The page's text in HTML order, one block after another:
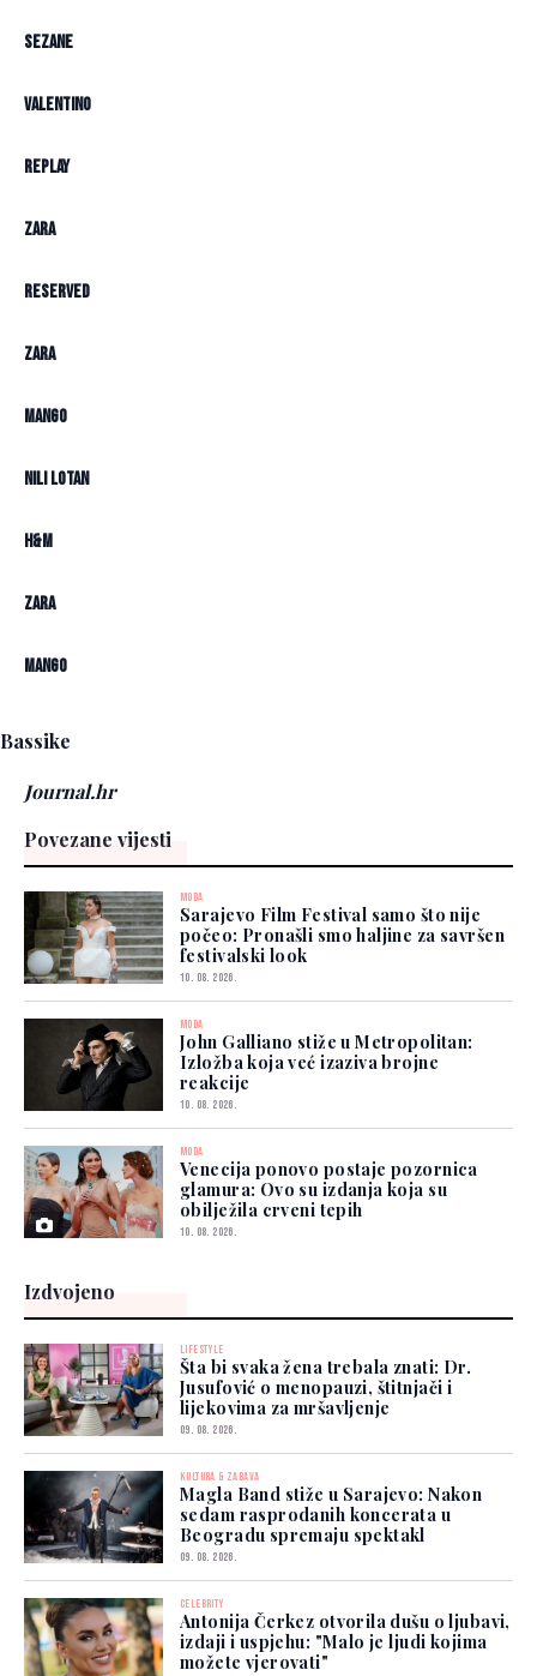
Sezane
Valentino
Replay
Zara
Reserved
Zara
Mango
Nili Lotan
H&M
Zara
Mango
Bassike
Journal.hr
Povezane vijesti
MODA
Sarajevo Film Festival samo što nije
počeo: Pronašli smo haljine za savršen
festivalski look
10. 08. 2026.
MODA
John Galliano stiže u Metropolitan:
Izložba koja već izaziva brojne
reakcije
10. 08. 2026.
MODA
Venecija ponovo postaje pozornica
glamura: Ovo su izdanja koja su
obilježila crveni tepih
10. 08. 2026.
Izdvojeno
LIFESTYLE
Šta bi svaka žena trebala znati: Dr.
Jusufović o menopauzi, štitnjači i
lijekovima za mršavljenje
09. 08. 2026.
KULTURA & ZABAVA
Magla Band stiže u Sarajevo: Nakon
sedam rasprodanih koncerata u
Beogradu spremaju spektakl
09. 08. 2026.
CELEBRITY
Antonija Čerkez otvorila dušu o ljubavi,
izdaji i uspjehu: "Malo je ljudi kojima
možete vjerovati"